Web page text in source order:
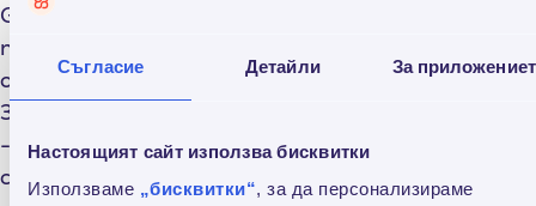
Съгласие Детайли За
Настоящият сайт използва бисквитки
Използваме „бисквитки“, за да персонализираме
Grand Prix се връчва по преценка на журито и се
присъжда само на компанията с най-много
отличия или най-впечатляващо представяне.
За Credissimo тази награда е повече от титла
- тя е външна валидация на вътрешна
стратегия.